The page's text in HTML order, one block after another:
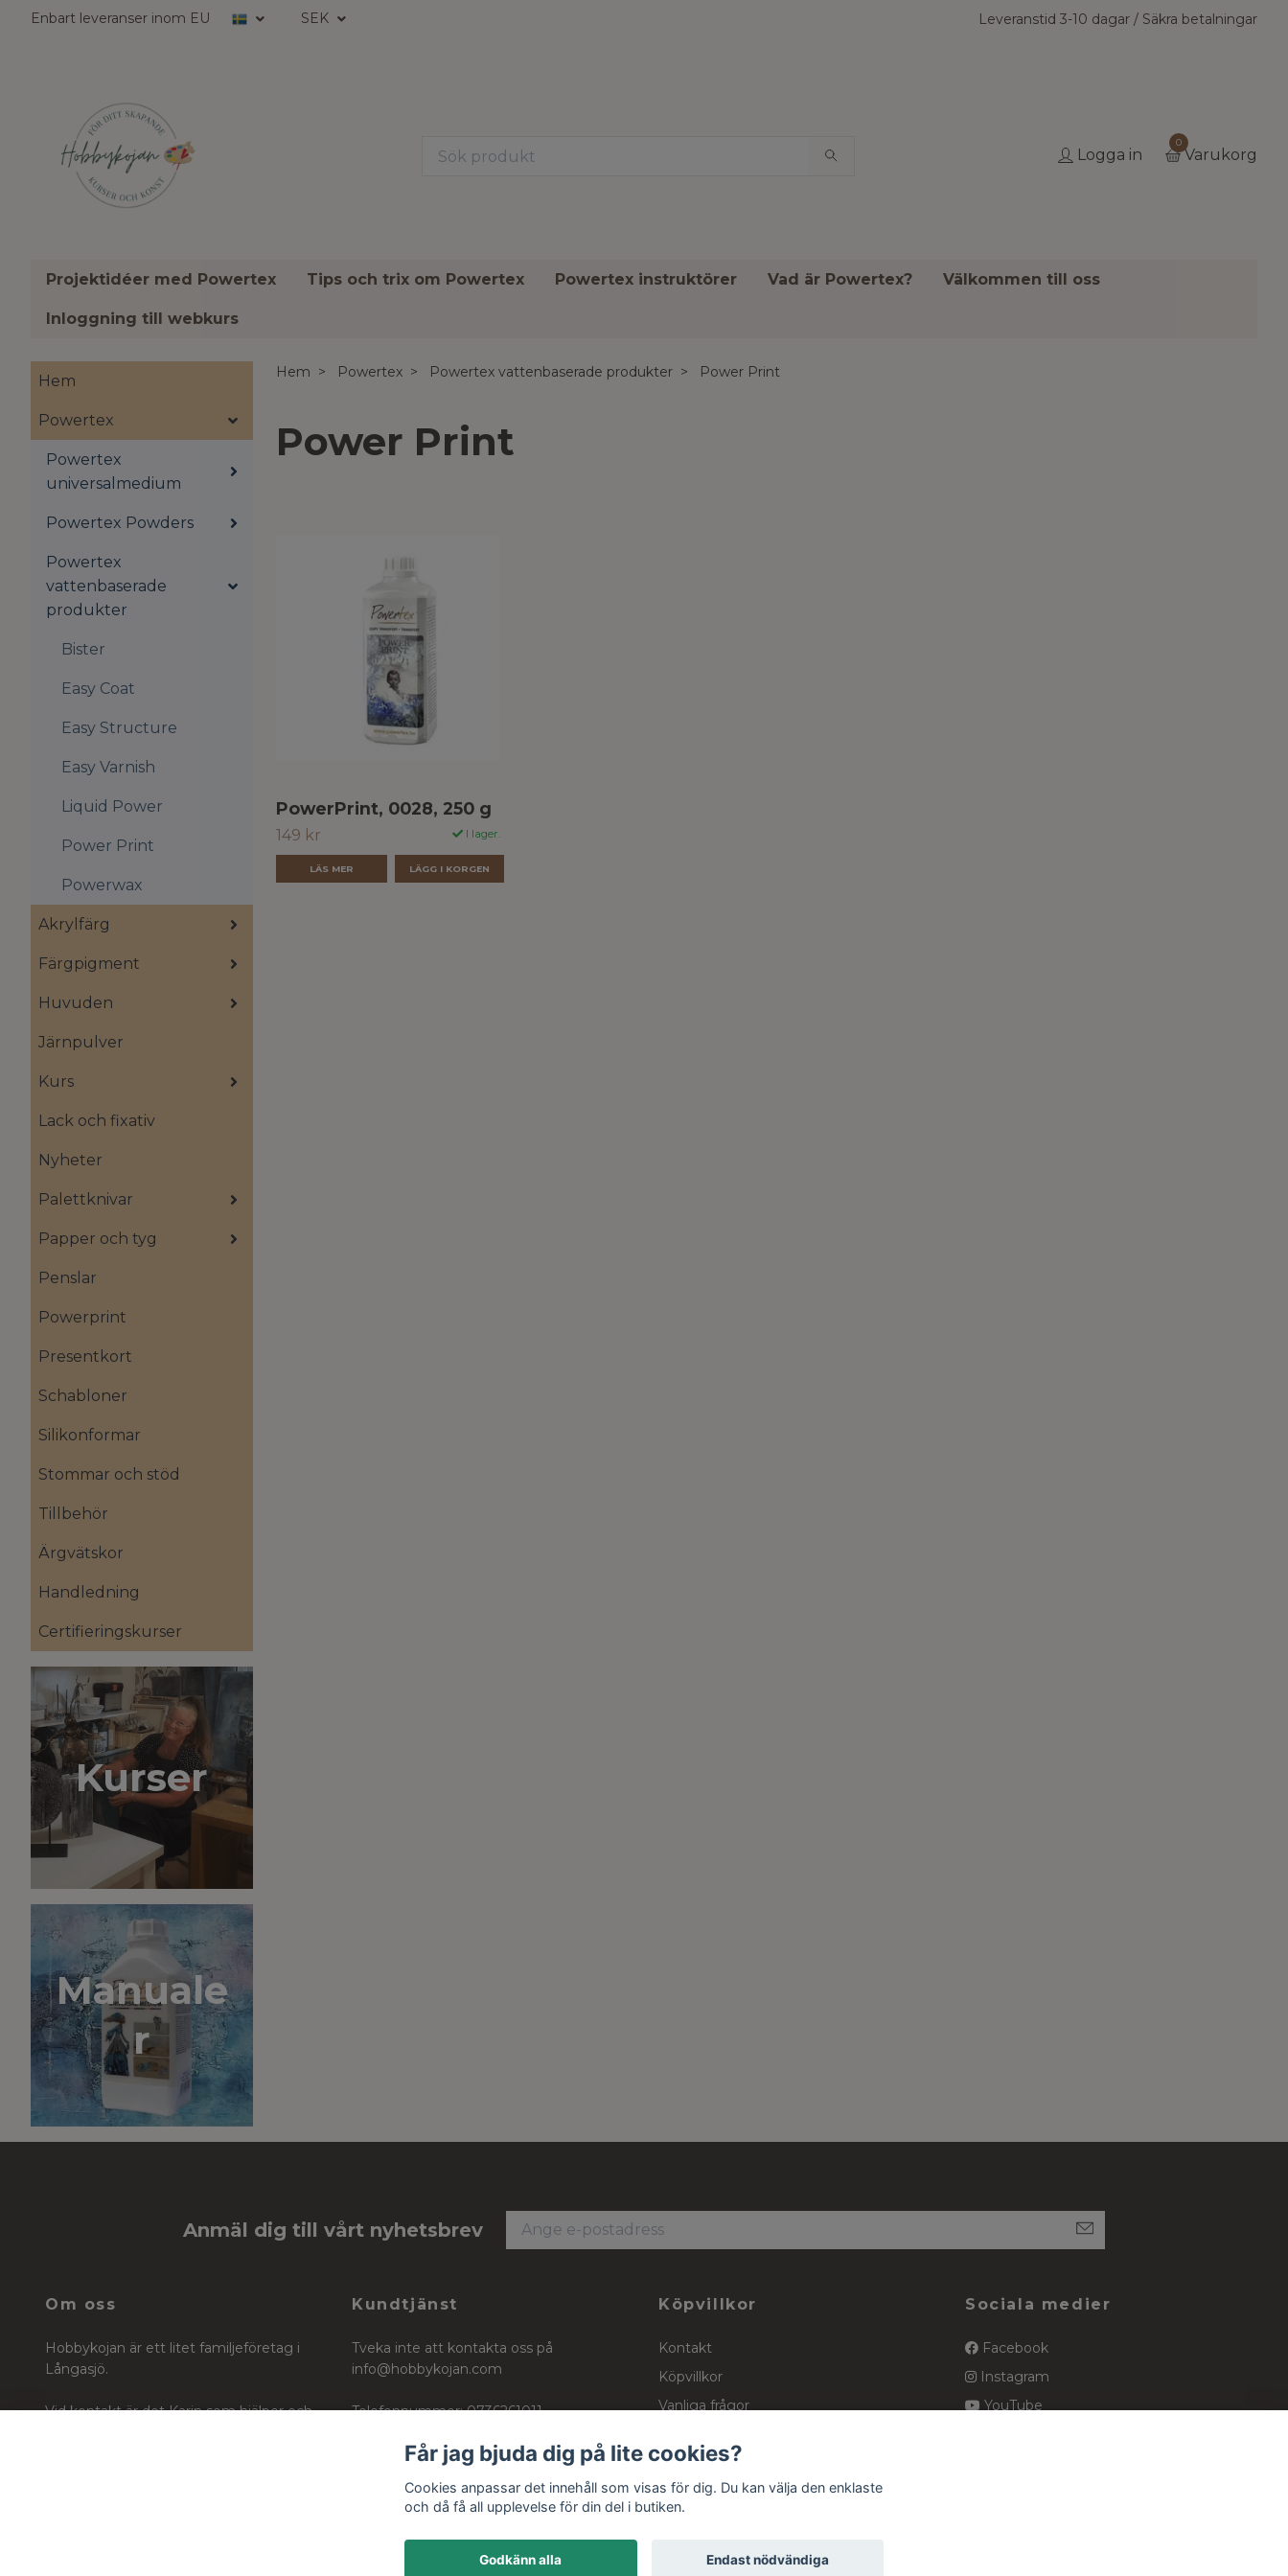
Enbart leveranser inom EU SEK Leveranstid 3-10 dagar / Säkra betalningar
Logga in
0
Varukorg
Projektidéer med Powertex Tips och trix om Powertex Powertex instruktörer Vad är Powertex? Välkommen till oss
Inloggning till webkurs
Hem
Powertex
Powertex
universalmedium
Powertex Powders
Powertex
vattenbaserade
produkter
Bister
Easy Coat
Easy Structure
Easy Varnish
Liquid Power
Power Print
Powerwax
Akrylfärg
Färgpigment
Huvuden
Järnpulver
Kurs
Lack och fixativ
Nyheter
Palettknivar
Papper och tyg
Penslar
Powerprint
Presentkort
Schabloner
Silikonformar
Stommar och stöd
Tillbehör
Ärgvätskor
Handledning
Certifieringskurser
Kurser
Manuale
r
Hem Powertex Powertex vattenbaserade produkter Power Print
Power Print
PowerPrint, 0028, 250 g
149 kr I lager.
LÄS MER
Anmäl dig till vårt nyhetsbrev
Om oss
Hobbykojan är ett litet familjeföretag i
Långasjö.
Vid kontakt är det Karin som hjälper och
Kundtjänst
Tveka inte att kontakta oss på
info@hobbykojan.com
Telefonnummer: 0736261011
Köpvillkor
Kontakt
Köpvillkor
Vanliga frågor
Sociala medier
Facebook
Instagram
YouTube
Får jag bjuda dig på lite cookies?
Cookies anpassar det innehåll som visas för dig. Du kan välja den enklaste
och då få all upplevelse för din del i butiken.
Godkänn alla Endast nödvändiga